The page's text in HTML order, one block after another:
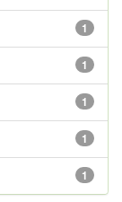
1
1
1
1
1